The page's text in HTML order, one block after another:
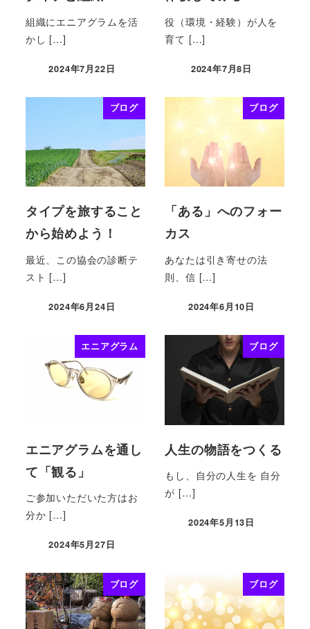
組織にエニアグラムを活
かし […]
2024年7月22日
役（環境・経験）が人を
育て […]
2024年7月8日
ブログ
タイプを旅すること
から始めよう！
最近、この協会の診断テ
スト […]
2024年6月24日
ブログ
「ある」へのフォー
カス
あなたは引き寄せの法
則、信 […]
2024年6月10日
エニアグラム
エニアグラムを通し
て「観る」
ご参加いただいた方はお
分か […]
2024年5月27日
ブログ
人生の物語をつくる
もし、自分の人生を 自分
が […]
2024年5月13日
ブログ ブログ